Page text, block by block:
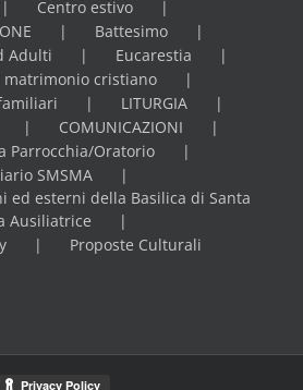
Centro estivo
Battesimo
Adulti
Eucarestia
matrimonio cristiano
LITURGIA
COMUNICAZIONI
Parrocchia/Oratorio
SMSMA
ed esterni della Basilica di Santa
Ausiliatrice
Proposte Culturali